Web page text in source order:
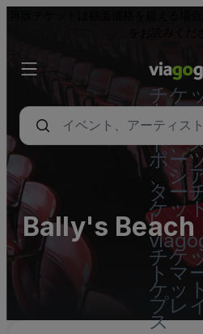
チケ
ト -
ンサ
ト、
ポー
、シ
ター
ケッ
|
チケ
トマ
ケット
プレ
ス
Bally's Beach
Parking Lots